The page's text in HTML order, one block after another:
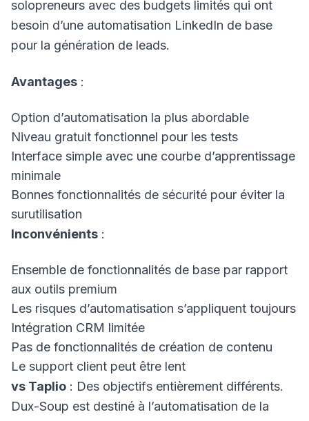
solopreneurs avec des budgets limités qui ont
besoin d’une automatisation LinkedIn de base
pour la génération de leads.
Avantages :
Option d’automatisation la plus abordable
Niveau gratuit fonctionnel pour les tests
Interface simple avec une courbe d’apprentissage
minimale
Bonnes fonctionnalités de sécurité pour éviter la
surutilisation
Inconvénients :
Ensemble de fonctionnalités de base par rapport
aux outils premium
Les risques d’automatisation s’appliquent toujours
Intégration CRM limitée
Pas de fonctionnalités de création de contenu
Le support client peut être lent
vs Taplio : Des objectifs entièrement différents.
Dux-Soup est destiné à l’automatisation de la